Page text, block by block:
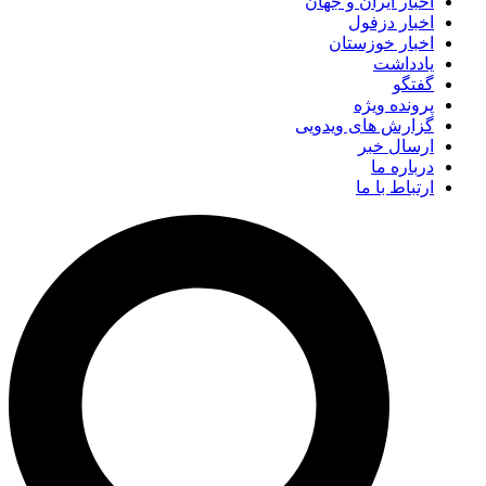
اخبار دزفول
اخبار خوزستان
یادداشت
گفتگو
پرونده ویژه
گزارش های ویدویی
ارسال خبر
درباره ما
ارتباط با ما